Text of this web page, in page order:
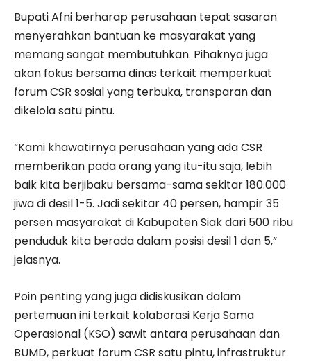
Bupati Afni berharap perusahaan tepat sasaran
menyerahkan bantuan ke masyarakat yang
memang sangat membutuhkan. Pihaknya juga
akan fokus bersama dinas terkait memperkuat
forum CSR sosial yang terbuka, transparan dan
dikelola satu pintu.
“Kami khawatirnya perusahaan yang ada CSR
memberikan pada orang yang itu-itu saja, lebih
baik kita berjibaku bersama-sama sekitar 180.000
jiwa di desil 1-5. Jadi sekitar 40 persen, hampir 35
persen masyarakat di Kabupaten Siak dari 500 ribu
penduduk kita berada dalam posisi desil 1 dan 5,”
jelasnya.
Poin penting yang juga didiskusikan dalam
pertemuan ini terkait kolaborasi Kerja Sama
Operasional (KSO) sawit antara perusahaan dan
BUMD, perkuat forum CSR satu pintu, infrastruktur